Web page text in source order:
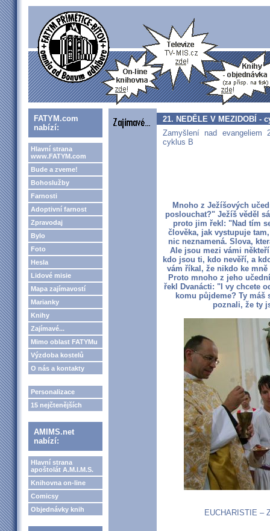
FATYM.com
nabízí:
Hlavní strana
www.FATYM.com
Bude a zveme!
Bohoslužby
Farnosti
Adoptivní farnost
Zpravodaj
Bylo
Foto
Hesla
Lidové misie
Mapa zajímavostí
Marianky
Knihy
Zajímavé...
Mimo oblast FATYMu
Výzdoba kostelů
O nás a kontakty
Personalizace
15 nejčtenějších
AMIMS.net
nabízí:
Hlavní strana
apoštolát A.M.I.M.S.
Knihovna on-line
Comicsy
Objednávky knih
21. NEDĚLE V MEZIDOBÍ -
Zamyšlení nad
cyklus B
Mnoho z Ježíšových
poslouchat?" Ježíš věděl
proto jim řekl: "Nad tím
člověka, jak vystupuje
nic neznamená. Slova,
Ale jsou mezi vámi
kdo jsou ti, kdo nevěří, a
vám říkal, že nikdo ke
Proto mnoho z jeho
řekl Dvanácti: "I vy chcete
komu půjdeme? Ty máš
poznali, že ty
EUCHARISTIE –